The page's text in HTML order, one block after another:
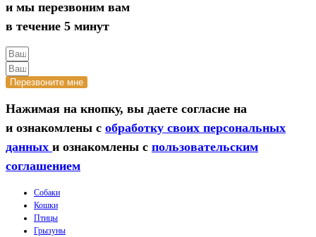
и мы перезвоним вам
в течение 5 минут
Перезвоните мне
Нажимая на кнопку, вы даете согласие на
и ознакомлены с обработку своих персональных
данных и ознакомлены с пользовательским
соглашением
Собаки
Кошки
Птицы
Грызуны